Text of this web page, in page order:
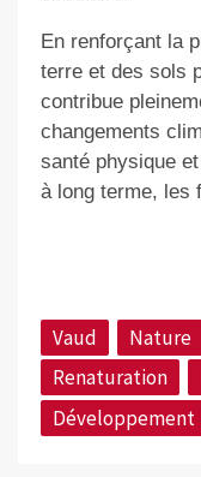
En renforçant la
terre et des sols
contribue
changements
santé physique
à long terme, les
Vaud Nature
Renaturation
Développement